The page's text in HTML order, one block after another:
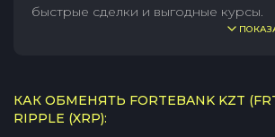
быстрые сделки и выгодные курсы.
КАК ОБМЕНЯТЬ FORTEBANK KZT
RIPPLE (XRP):